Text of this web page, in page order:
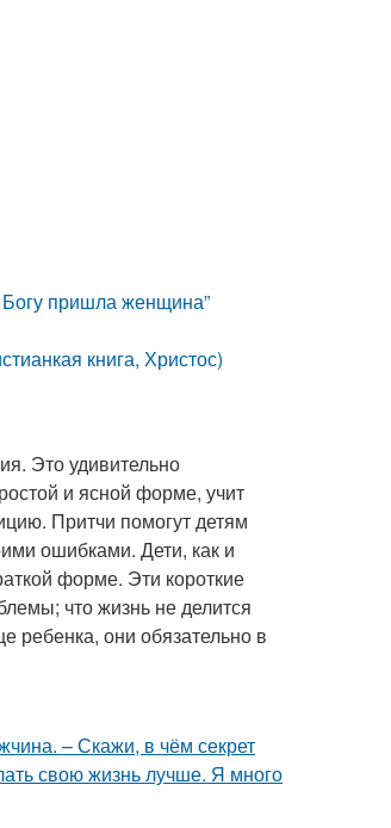
Богу пришла женщина”
книга, Христос)
Это удивительно
и ясной форме, учит
Притчи помогут детям
ошибками. Дети, как и
форме. Эти короткие
что жизнь не делится
ребенка, они обязательно в
– Скажи, в чём секрет
свою жизнь лучше. Я много